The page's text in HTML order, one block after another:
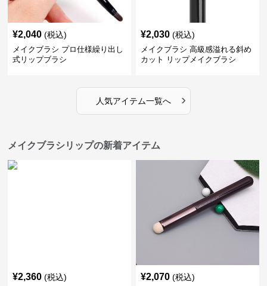
¥2,040 (税込)
メイクブラシ プロ仕様繰り出し
式リップブラシ
¥2,030 (税込)
メイクブラシ 高級感溢れる斜め
カット リップメイクブラシ
人気アイテム一覧へ ›
メイクブラシリップの新着アイテム
¥2,360 (税込) ¥2,070 (税込)